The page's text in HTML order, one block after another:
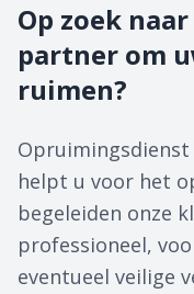
Op zoek
partner om
ruimen?
Opruimingsdienst
helpt u voor het
begeleiden onze
professioneel,
eventueel veilige